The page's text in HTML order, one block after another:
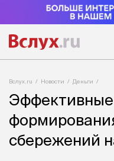
Вслух.ru Новости Деньги
сбережений